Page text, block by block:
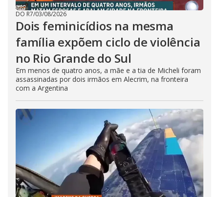
DO R7/03/08/2026
Dois feminicídios na mesma
família expõem ciclo de violência
no Rio Grande do Sul
Em menos de quatro anos, a mãe e a tia de Micheli foram
assassinadas por dois irmãos em Alecrim, na fronteira
com a Argentina